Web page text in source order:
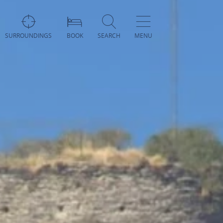
SURROUNDINGS BOOK SEARCH MENU